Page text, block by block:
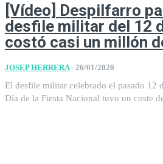
[Vídeo] Despilfarro
desfile militar del 12
costó casi un millón
JOSEP HERRERA - 26/01/2020
El desfile militar celebrado el pasado 12
Día de la Fiesta Nacional tuvo un coste